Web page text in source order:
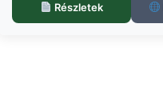
Részletek